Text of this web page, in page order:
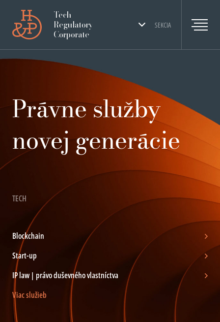
SEKCIA
Tech
Regulatory
Corporate
Právne služby
novej generácie
TECH
Blockchain
Start-up
IP law | právo duševného vlastníctva
Viac služieb